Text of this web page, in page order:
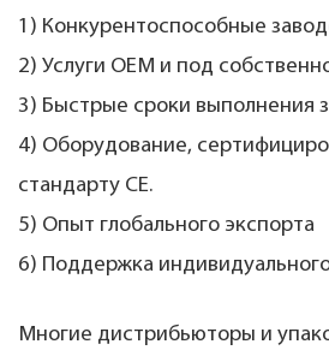
1) Конкурентоспособные
2) Услуги OEM и под
3) Быстрые сроки выполнения
4) Оборудование,
стандарту CE.
5) Опыт глобального экспорта
6) Поддержка
Многие дистрибьюторы и